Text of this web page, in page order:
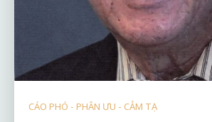
CÁO PHÓ - PHÂN ƯU - CẢM TẠ